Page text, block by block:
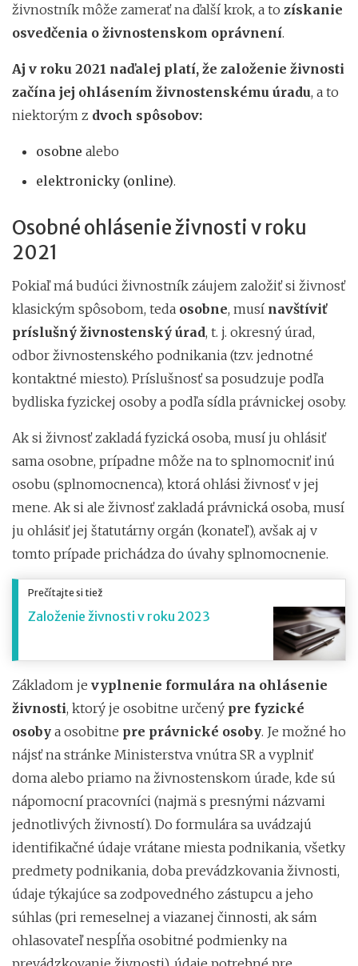
živnostník môže zamerať na ďalší krok, a to získanie
osvedčenia o živnostenskom oprávnení.
Aj v roku 2021 naďalej platí, že založenie živnosti
začína jej ohlásením živnostenskému úradu, a to
niektorým z dvoch spôsobov:
osobne alebo
elektronicky (online).
Osobné ohlásenie živnosti v roku
2021
Pokiaľ má budúci živnostník záujem založiť si živnosť
klasickým spôsobom, teda osobne, musí navštíviť
príslušný živnostenský úrad, t. j. okresný úrad,
odbor živnostenského podnikania (tzv. jednotné
kontaktné miesto). Príslušnosť sa posudzuje podľa
bydliska fyzickej osoby a podľa sídla právnickej osoby.
Ak si živnosť zakladá fyzická osoba, musí ju ohlásiť
sama osobne, prípadne môže na to splnomocniť inú
osobu (splnomocnenca), ktorá ohlási živnosť v jej
mene. Ak si ale živnosť zakladá právnická osoba, musí
ju ohlásiť jej štatutárny orgán (konateľ), avšak aj v
tomto prípade prichádza do úvahy splnomocnenie.
Prečítajte si tiež
Založenie živnosti v roku 2023
Základom je vyplnenie formulára na ohlásenie
živnosti, ktorý je osobitne určený pre fyzické
osoby a osobitne pre právnické osoby. Je možné ho
nájsť na stránke Ministerstva vnútra SR a vyplniť
doma alebo priamo na živnostenskom úrade, kde sú
nápomocní pracovníci (najmä s presnými názvami
jednotlivých živností). Do formulára sa uvádzajú
identifikačné údaje vrátane miesta podnikania, všetky
predmety podnikania, doba prevádzkovania živnosti,
údaje týkajúce sa zodpovedného zástupcu a jeho
súhlas (pri remeselnej a viazanej činnosti, ak sám
ohlasovateľ nespĺňa osobitné podmienky na